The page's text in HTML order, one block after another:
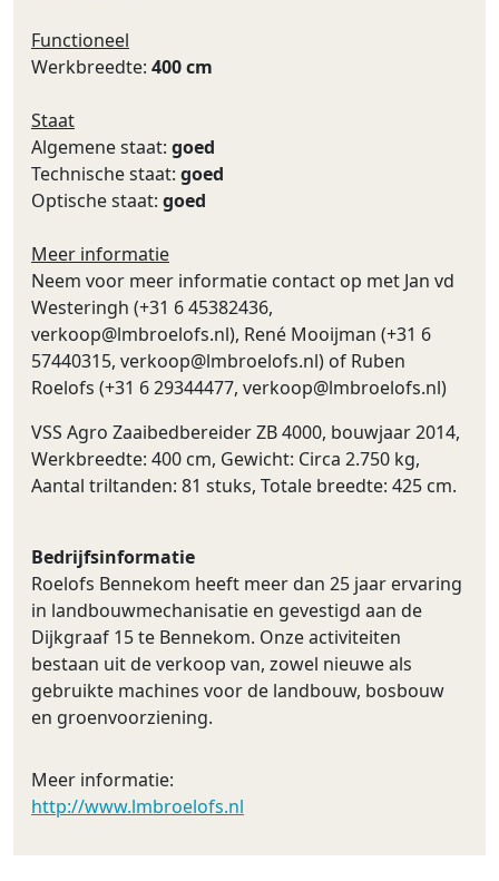
Functioneel
Werkbreedte: 400 cm
Staat
Algemene staat: goed
Technische staat: goed
Optische staat: goed
Meer informatie
Neem voor meer informatie contact op met Jan vd
Westeringh (+31 6 45382436,
verkoop@lmbroelofs.nl), René Mooijman (+31 6
57440315, verkoop@lmbroelofs.nl) of Ruben
Roelofs (+31 6 29344477, verkoop@lmbroelofs.nl)
VSS Agro Zaaibedbereider ZB 4000, bouwjaar 2014,
Werkbreedte: 400 cm, Gewicht: Circa 2.750 kg,
Aantal triltanden: 81 stuks, Totale breedte: 425 cm.
Bedrijfsinformatie
Roelofs Bennekom heeft meer dan 25 jaar ervaring
in landbouwmechanisatie en gevestigd aan de
Dijkgraaf 15 te Bennekom. Onze activiteiten
bestaan uit de verkoop van, zowel nieuwe als
gebruikte machines voor de landbouw, bosbouw
en groenvoorziening.
Meer informatie:
http://www.lmbroelofs.nl